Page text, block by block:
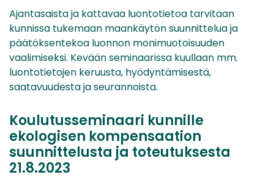
Ajantasaista ja kattavaa luontotietoa tarvitaan
kunnissa tukemaan maankäytön suunnittelua ja
päätöksentekoa luonnon monimuotoisuuden
vaalimiseksi. Kevään seminaarissa kuullaan mm.
luontotietojen keruusta, hyödyntämisestä,
saatavuudesta ja seurannoista.
Koulutusseminaari kunnille
ekologisen kompensaation
suunnittelusta ja toteutuksesta
21.8.2023